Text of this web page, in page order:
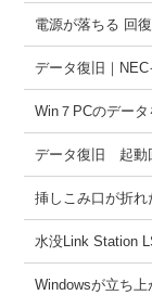
電源が落ちる 回
データ復旧｜
Win７PCのデー
データ復旧 起動
挿しこみ口が折
水没Link Station
Windowsが立ち